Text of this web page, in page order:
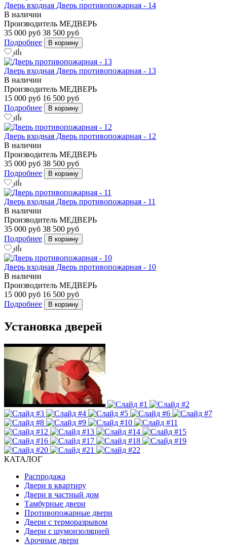
Дверь входная Дверь противопожарная - 14
В наличии
Производитель МЕДВЕРЬ
35 000 руб 38 500 руб
Подробнее
В корзину
Дверь входная Дверь противопожарная - 13
В наличии
Производитель МЕДВЕРЬ
15 000 руб 16 500 руб
Подробнее
В корзину
Дверь входная Дверь противопожарная - 12
В наличии
Производитель МЕДВЕРЬ
35 000 руб 38 500 руб
Подробнее
В корзину
Дверь входная Дверь противопожарная - 11
В наличии
Производитель МЕДВЕРЬ
35 000 руб 38 500 руб
Подробнее
В корзину
Дверь входная Дверь противопожарная - 10
В наличии
Производитель МЕДВЕРЬ
15 000 руб 16 500 руб
Подробнее
В корзину
Установка дверей
КАТАЛОГ
Распродажа
Двери в квартиру
Двери в частный дом
Тамбурные двери
Противопожарные двери
Двери с терморазрывом
Двери с шумоизоляцией
Арочные двери